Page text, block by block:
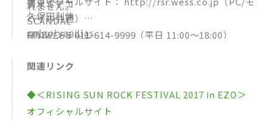
清水ミチコ
SCANDAL
ストレイテナー
手嶌葵
Nothing’s Carved In Stone
ねごと
久保田利伸
go!go!vanillas
ZAZEN BOYS
SHISHAMO
John John Festival
れません。
バイル共通）
[問]WESS 011-614-9999（平日 11:00～18:00）
関連リンク
◆＜RISING SUN ROCK FESTIVAL 2017 in EZO＞
オフィシャルサイト